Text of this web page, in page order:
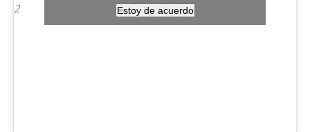
2
Estoy de acuerdo